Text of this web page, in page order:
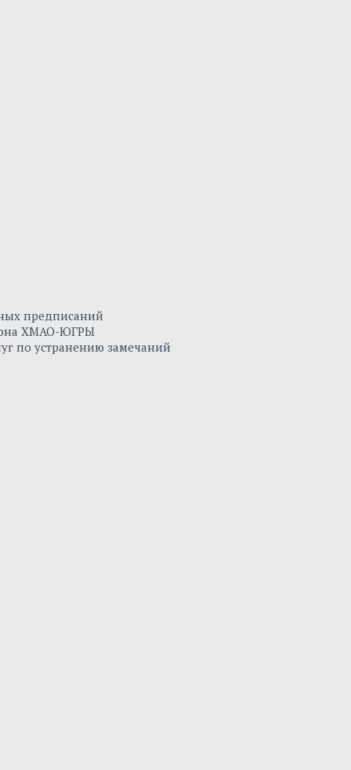
предписаний
ХМАО-ЮГРЫ
по устранению замечаний